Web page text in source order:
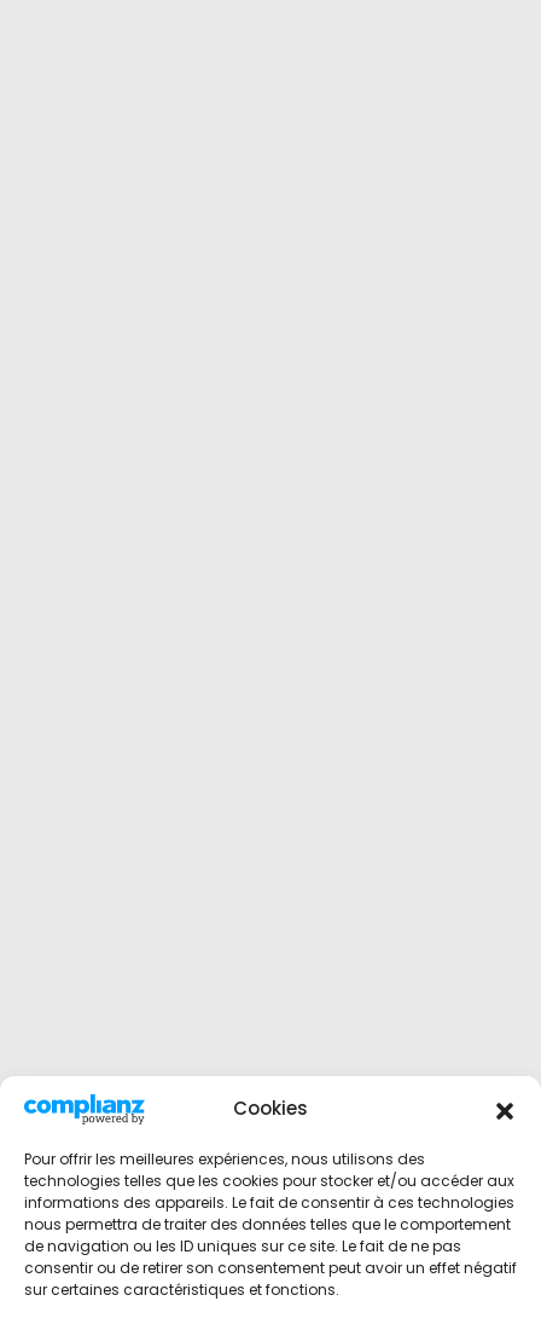
Cookies
Pour offrir les meilleures expériences, nous utilisons des
technologies telles que les cookies pour stocker et/ou accéder aux
informations des appareils. Le fait de consentir à ces technologies
nous permettra de traiter des données telles que le comportement
de navigation ou les ID uniques sur ce site. Le fait de ne pas
consentir ou de retirer son consentement peut avoir un effet négatif
sur certaines caractéristiques et fonctions.